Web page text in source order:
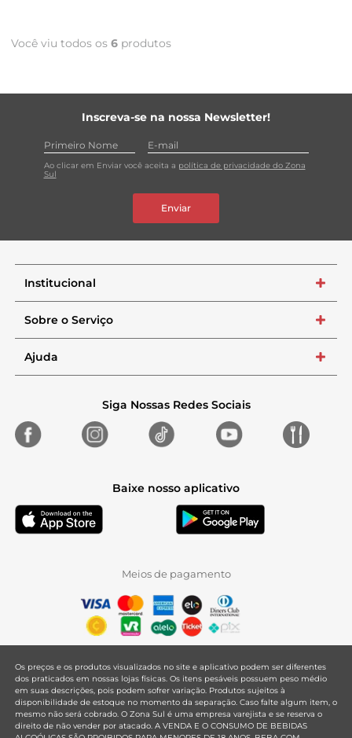
Você viu todos os 6 produtos
Inscreva-se na nossa Newsletter!
Ao clicar em Enviar você aceita a política de privacidade do Zona
Sul
Enviar
Institucional +
Sobre o Serviço +
Ajuda +
Siga Nossas Redes Sociais
Baixe nosso aplicativo
Meios de pagamento
Os preços e os produtos visualizados no site e aplicativo podem ser diferentes
dos praticados em nossas lojas físicas. Os itens pesáveis possuem peso médio
em suas descrições, pois podem sofrer variação. Produtos sujeitos à
disponibilidade de estoque no momento da separação. Caso falte algum item, o
mesmo não será cobrado. O Zona Sul é uma empresa varejista e se reserva o
direito de não vender por atacado. A VENDA E O CONSUMO DE BEBIDAS